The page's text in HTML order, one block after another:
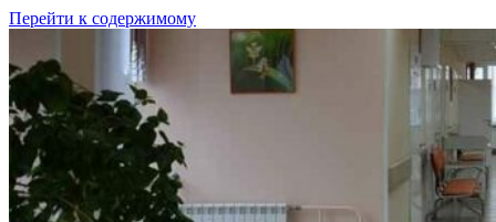
Перейти к содержимому